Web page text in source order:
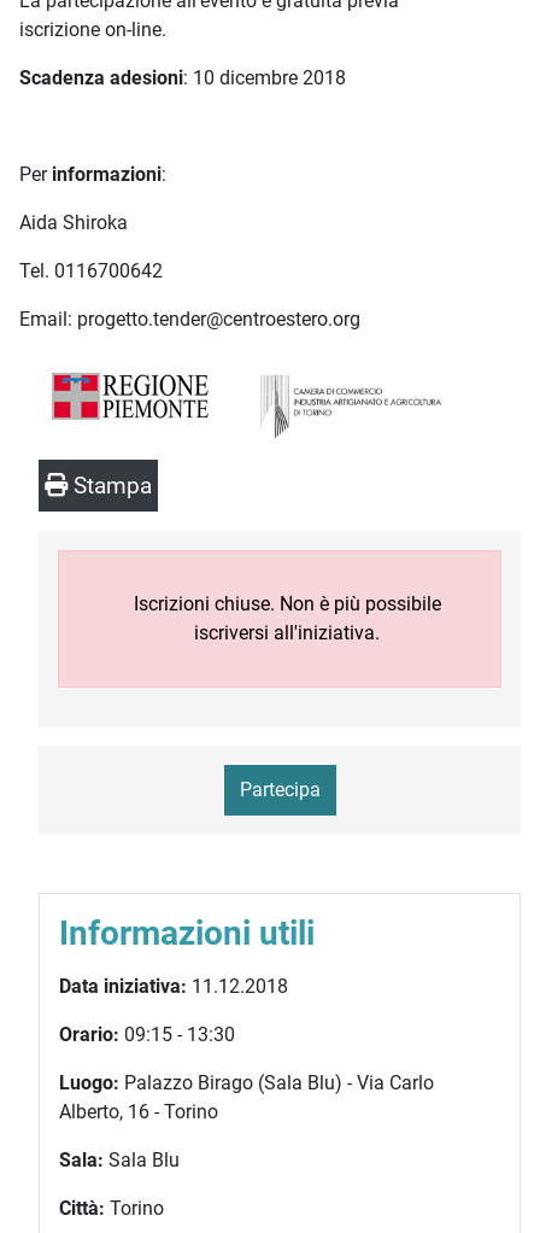
iscrizione on-line.
Scadenza adesioni: 10 dicembre 2018
Perinformazioni:
Aida Shiroka
Tel. 0116700642
Email: progetto.tender@centroestero.org
Stampa
Iscrizioni chiuse. Non è più possibile
iscriversi all'iniziativa.
Partecipa
Informazioni utili
Data iniziativa: 11.12.2018
Orario: 09:15 - 13:30
Luogo: Palazzo Birago (Sala Blu) - Via Carlo
Alberto, 16 - Torino
Sala: Sala Blu
Città: Torino